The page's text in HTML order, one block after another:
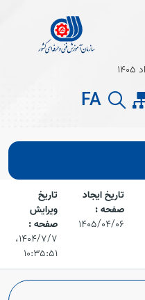
FA
تاریخ ایجاد
صفحه :
1405/04/06
تاریخ
ویرایش
صفحه :
۱۴۰۴/۷/۷،‏
۱۰:۳۵:۵۱